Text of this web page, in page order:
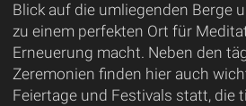
Blick auf die umliegenden Berge
zu einem perfekten Ort für
Erneuerung macht. Neben den
Zeremonien finden hier auch
Feiertage und Festivals statt, die